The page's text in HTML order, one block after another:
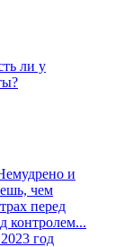
ли у
и
чем
перед
контролем...
год